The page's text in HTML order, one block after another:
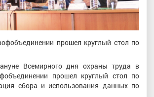
прошел круглый стол по
Всемирного дня охраны труда в
прошел круглый стол по
сбора и использования данных по